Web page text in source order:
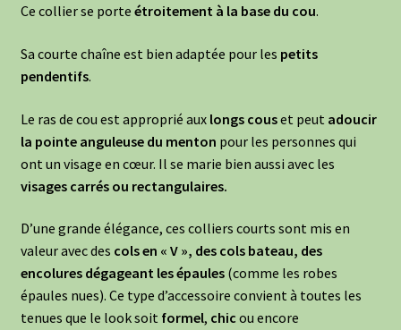
Ce collier se porte étroitement à la base du cou.
Sa courte chaîne est bien adaptée pour les petits
pendentifs.
Le ras de cou est approprié aux longs couset peut adoucir
la pointe anguleuse du menton pour les personnes qui
ont un visage en cœur. Il se marie bien aussi avec les
visages carrés ou rectangulaires.
D’une grande élégance, ces colliers courts sont mis en
valeur avec des cols en « V », des cols bateau, des
encolures dégageant les épaules(comme les robes
épaules nues). Ce type d’accessoire convient à toutes les
tenues que le look soit formel, chic ou encore